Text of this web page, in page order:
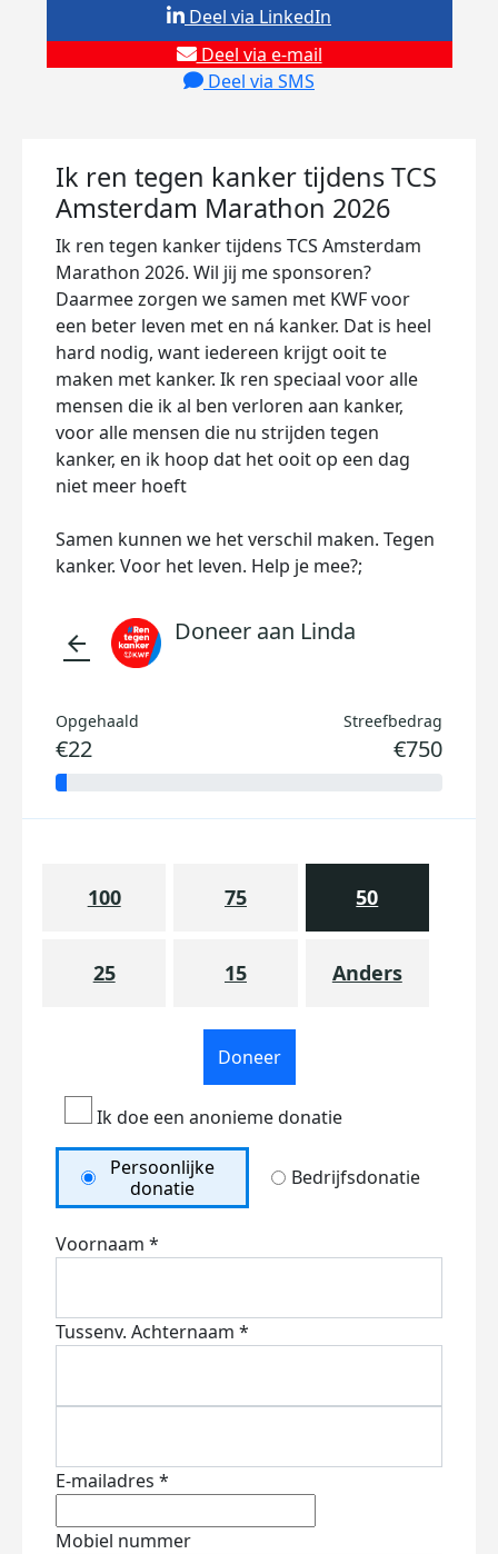
Deel via e-mail
Deel via SMS
Deel via LinkedIn
Ik ren tegen kanker tijdens TCS
Amsterdam Marathon 2026
Ik ren tegen kanker tijdens TCS Amsterdam
Marathon 2026. Wil jij me sponsoren?
Daarmee zorgen we samen met KWF voor
een beter leven met en ná kanker. Dat is heel
hard nodig, want iedereen krijgt ooit te
maken met kanker. Ik ren speciaal voor alle
mensen die ik al ben verloren aan kanker,
voor alle mensen die nu strijden tegen
kanker, en ik hoop dat het ooit op een dag
niet meer hoeft
Samen kunnen we het verschil maken. Tegen
kanker. Voor het leven. Help je mee?;
arrow_back Doneer aan Linda
Opgehaald
€22
Streefbedrag
€750
100 75 50
25 15 Anders
Doneer
Ik doe een anonieme donatie
Persoonlijke
donatie
Bedrijfsdonatie
Voornaam *
Tussenv. Achternaam *
E-mailadres *
Mobiel nummer